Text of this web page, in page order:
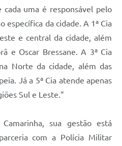
uma é responsável pelo
específica da cidade. A 1ª Cia
e central da cidade, além
e Oscar Bressane. A 3ª Cia
Norte da cidade, além das
Já a 5ª Cia atende apenas
Sul e Leste.”
sua gestão está
com a Polícia Militar